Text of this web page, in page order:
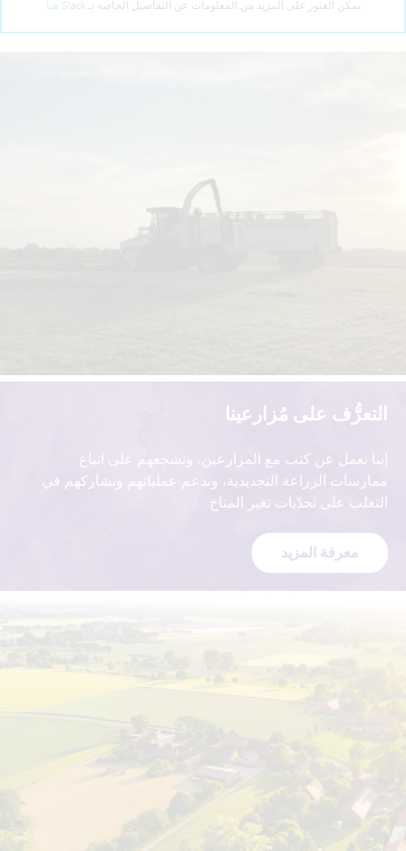
يمكن العثور على المزيد من المعلومات عن التفاصيل الخاصة بـ Slack هنا
التعرُّف على مُزارعينا
إننا نعمل عن كثب مع المزارعين، ونشجعهم على اتباع
ممارسات الزراعة التجديدية، وندعم عملياتهم ونشاركهم في
التغلب على تحدّيات تغير المناخ.
معرفة المزيد